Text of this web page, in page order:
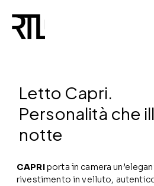
Letto Capri.
Personalità che
notte
CAPRIporta in camera
rivestimento in velluto,